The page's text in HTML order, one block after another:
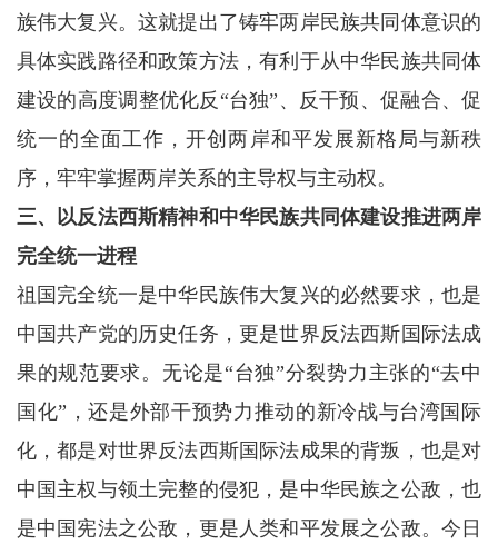
族伟大复兴。这就提出了铸牢两岸民族共同体意识的
具体实践路径和政策方法，有利于从中华民族共同体
建设的高度调整优化反“台独”、反干预、促融合、促
统一的全面工作，开创两岸和平发展新格局与新秩
序，牢牢掌握两岸关系的主导权与主动权。
三、以反法西斯精神和中华民族共同体建设推进两岸
完全统一进程
祖国完全统一是中华民族伟大复兴的必然要求，也是
中国共产党的历史任务，更是世界反法西斯国际法成
果的规范要求。无论是“台独”分裂势力主张的“去中
国化”，还是外部干预势力推动的新冷战与台湾国际
化，都是对世界反法西斯国际法成果的背叛，也是对
中国主权与领土完整的侵犯，是中华民族之公敌，也
是中国宪法之公敌，更是人类和平发展之公敌。今日